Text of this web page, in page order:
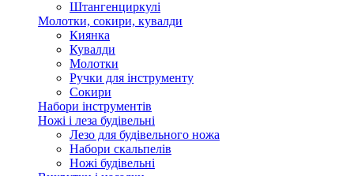
Штангенциркулі
Молотки, сокири, кувалди
Киянка
Кувалди
Молотки
Ручки для інструменту
Сокири
Набори інструментів
Ножі і леза будівельні
Лезо для будівельного ножа
Набори скальпелів
Ножі будівельні